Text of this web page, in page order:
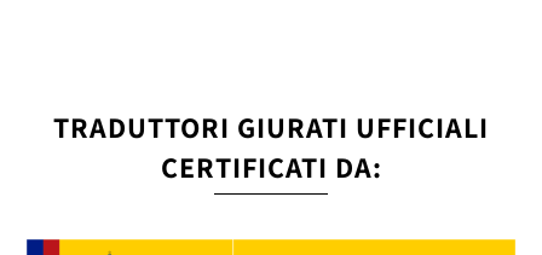
TRADUTTORI GIURATI UFFICIALI
CERTIFICATI DA: